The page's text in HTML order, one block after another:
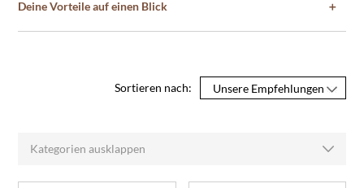
Deine Vorteile auf einen Blick ＋
Sortieren nach:
Kategorien ausklappen